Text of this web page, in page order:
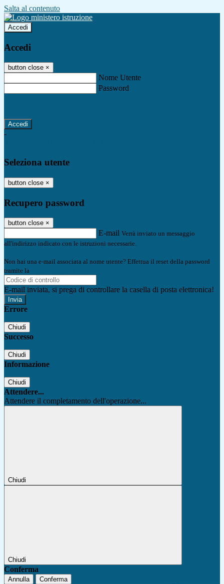
Salta al contenuto
Accedi
Accedi
button close ×
Nome Utente
Password
-
Seleziona utente
button close ×
Recupero password
button close ×
E-mail Verrà inviato un messaggio
all'indirizzo indicato con le istruzioni necessarie.
Non hai una e-mail associata al nome utente? Effettua il reset della password
tramite la
E-mail inviata, si prega di controllare la casella di posta elettronica!
Errore
Chiudi
Successo
Chiudi
Informazione
Chiudi
Attendere...
Attendere il completamento dell'operazione...
Chiudi
Chiudi
Conferma
Annulla Conferma